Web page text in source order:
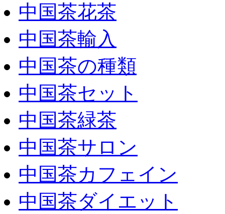
中国茶花茶
中国茶輸入
中国茶の種類
中国茶セット
中国茶緑茶
中国茶サロン
中国茶カフェイン
中国茶ダイエット